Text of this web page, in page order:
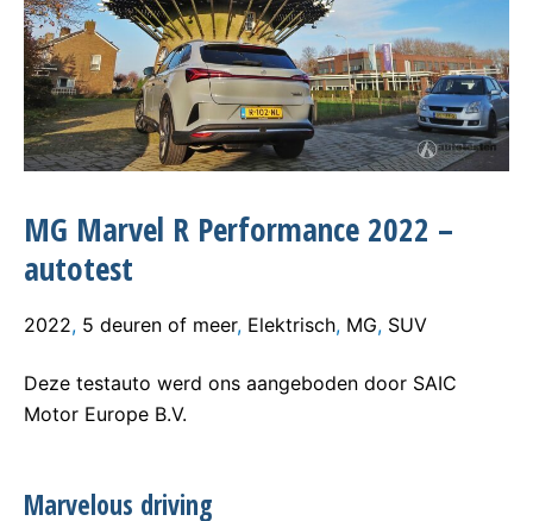
MG Marvel R Performance 2022 –
autotest
2022, 5 deuren of meer, Elektrisch, MG, SUV
Deze testauto werd ons aangeboden door SAIC
Motor Europe B.V.
Marvelous driving